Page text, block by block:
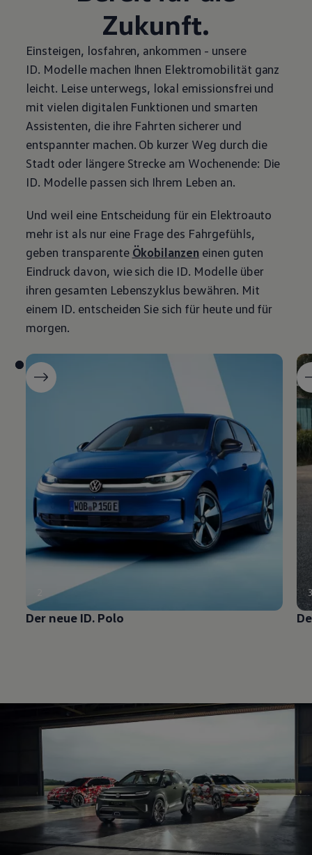
Zukunft.
Einsteigen, losfahren, ankommen - unsere
ID. Modellemachen Ihnen Elektromobilität ganz
leicht. Leise unterwegs, lokal emissionsfrei und
mit vielen digitalen Funktionen und smarten
Assistenten, die ihre Fahrten sicherer und
entspannter machen. Ob kurzer Weg durch die
Stadt oder längere Strecke am Wochenende: Die
ID. Modellepassen sich Ihrem Leben an.
Und weil eine Entscheidung für ein Elektroauto
mehr ist als nur eine Frage des Fahrgefühls,
geben transparente Ökobilanzen einen guten
Eindruck davon, wie sich die ID. Modelleüber
ihren gesamten Lebenszyklus bewähren. Mit
einem ID. entscheiden Sie sich für heute und für
morgen.
Der neue ID. Polo